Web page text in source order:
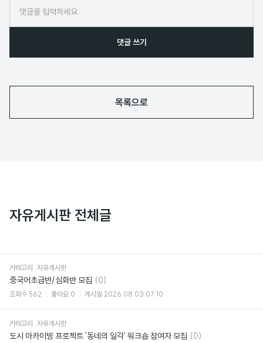
댓글 쓰기
목록으로
자유게시판 전체글
카테고리 자유게시판
중국어초급반/심화반 모집 댓
글
(0)
조회수 562 좋아요 0 게시일 2026.08.03 07:10
카테고리 자유게시판
도시 아카이빙 프로젝트 '동네의 일각' 워크숍 참여자 모집 댓
(0)